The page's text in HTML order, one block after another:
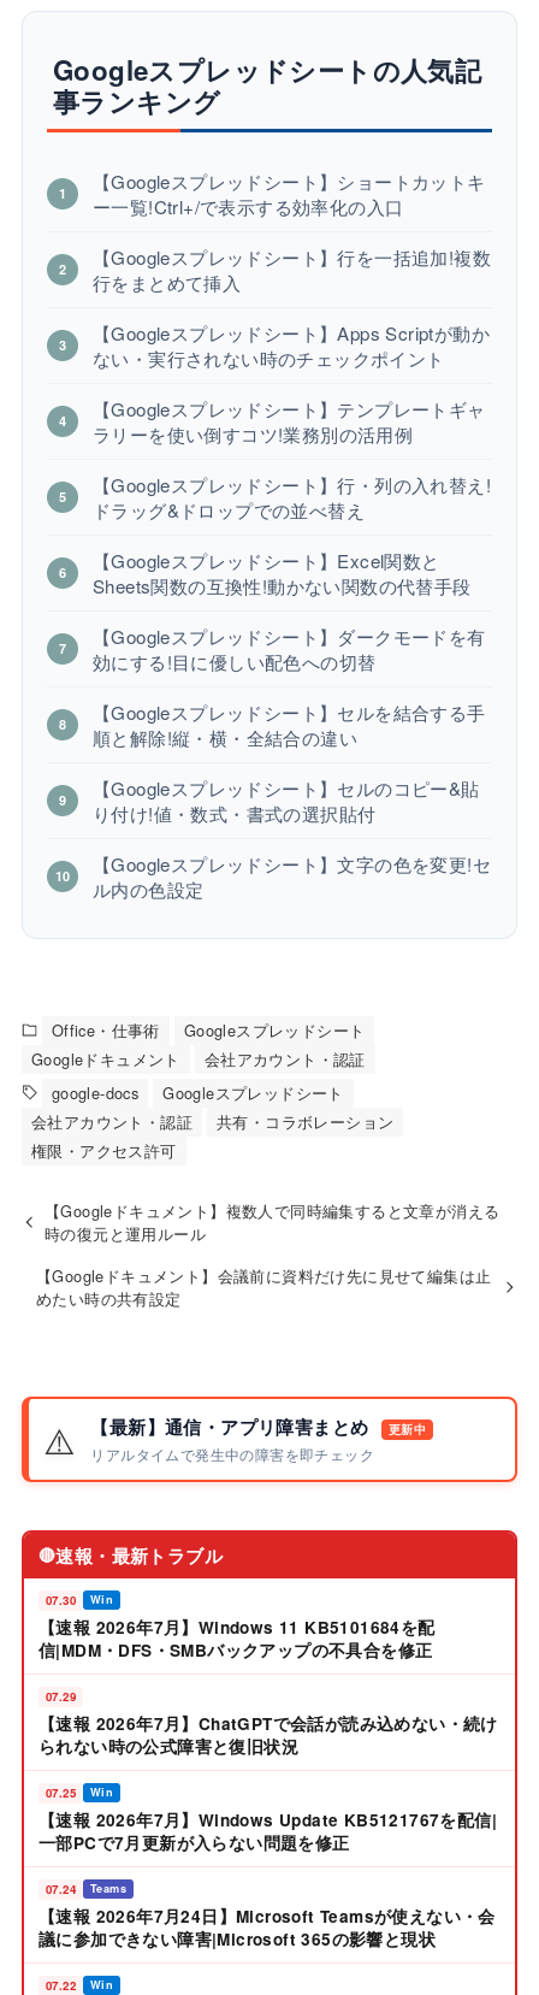
Googleスプレッドシートの人気記
事ランキング
【Googleスプレッドシート】ショートカットキ
ー一覧!Ctrl+/で表示する効率化の入口
【Googleスプレッドシート】行を一括追加!複数
行をまとめて挿入
【Googleスプレッドシート】Apps Scriptが動か
ない・実行されない時のチェックポイント
【Googleスプレッドシート】テンプレートギャ
ラリーを使い倒すコツ!業務別の活用例
【Googleスプレッドシート】行・列の入れ替え!
ドラッグ&ドロップでの並べ替え
【Googleスプレッドシート】Excel関数と
Sheets関数の互換性!動かない関数の代替手段
【Googleスプレッドシート】ダークモードを有
効にする!目に優しい配色への切替
【Googleスプレッドシート】セルを結合する手
順と解除!縦・横・全結合の違い
【Googleスプレッドシート】セルのコピー&貼
り付け!値・数式・書式の選択貼付
【Googleスプレッドシート】文字の色を変更!セ
ル内の色設定
Office・仕事術
Googleスプレッドシート
Googleドキュメント
会社アカウント・認証
google-docs
Googleスプレッドシート
会社アカウント・認証
共有・コラボレーション
権限・アクセス許可
【Googleドキュメント】複数人で同時編集すると文章が消える
時の復元と運用ルール
【Googleドキュメント】会議前に資料だけ先に見せて編集は止
めたい時の共有設定
⚠️ 【最新】通信・アプリ障害まとめ 更新中
リアルタイムで発生中の障害を即チェック
🔴速報・最新トラブル
07.30 Win
【速報 2026年7月】Windows 11 KB5101684を配
信|MDM・DFS・SMBバックアップの不具合を修正
07.29
【速報 2026年7月】ChatGPTで会話が読み込めない・続け
られない時の公式障害と復旧状況
07.25 Win
【速報 2026年7月】Windows Update KB5121767を配信|
一部PCで7月更新が入らない問題を修正
07.24 Teams
【速報 2026年7月24日】Microsoft Teamsが使えない・会
議に参加できない障害|Microsoft 365の影響と現状
07.22 Win